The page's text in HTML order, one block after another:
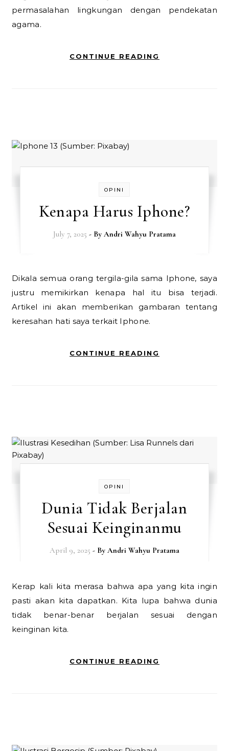
permasalahan lingkungan dengan pendekatan
agama.
CONTINUE READING
OPINI
Kenapa Harus Iphone?
July 7, 2025 - By Andri Wahyu Pratama
Dikala semua orang tergila-gila sama Iphone, saya
justru memikirkan kenapa hal itu bisa terjadi.
Artikel ini akan memberikan gambaran tentang
keresahan hati saya terkait Iphone.
CONTINUE READING
OPINI
Dunia Tidak Berjalan
Sesuai Keinginanmu
April 9, 2025 - By Andri Wahyu Pratama
Kerap kali kita merasa bahwa apa yang kita ingin
pasti akan kita dapatkan. Kita lupa bahwa dunia
tidak benar-benar berjalan sesuai dengan
keinginan kita.
CONTINUE READING